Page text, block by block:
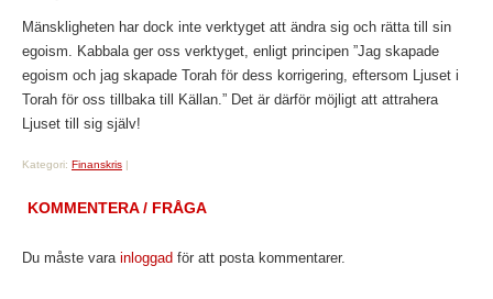
Mänskligheten har dock inte verktyget att ändra sig och rätta till sin
egoism. Kabbala ger oss verktyget, enligt principen ”Jag skapade
egoism och jag skapade Torah för dess korrigering, eftersom Ljuset i
Torah för oss tillbaka till Källan.” Det är därför möjligt att attrahera
Ljuset till sig själv!
Kategori: Finanskris |
KOMMENTERA / FRÅGA
Du måste vara inloggad för att posta kommentarer.